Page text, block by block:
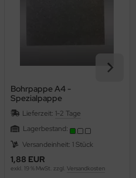
Bohrpappe A4 -
Spezialpappe
(Bohrunterlage)
Lieferzeit: 1-2 Tage
Lagerbestand:
Versandeinheit: 1 Stück
1,88 EUR
exkl. 19 % MwSt. zzgl. Versandkosten